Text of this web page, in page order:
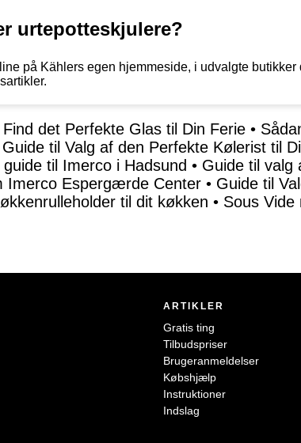
urtepotteskjulere?
på Kählers egen hjemmeside, i udvalgte
det Perfekte Glas til Din Ferie •
Guide til Valg af den Perfekte Kølerist til
guide til Imerco i Hadsund • Guide til
Imerco Espergærde Center • Guide til
til dit køkken • Sous Vide
ARTIKLER
Gratis ting
Tilbudspriser
Brugeranmeldelser
Købshjælp
Instruktioner
Indslag